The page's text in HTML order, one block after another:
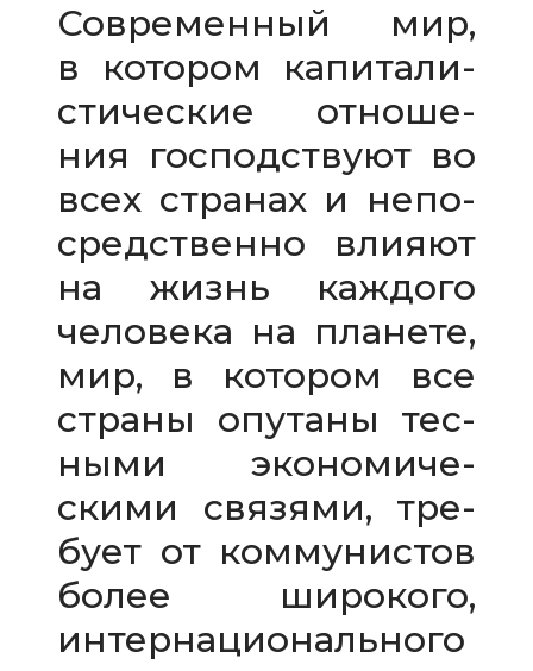
Современный мир,
в кото­ром капи­та­ли­
сти­че­ские отно­ше­
ния гос­под­ствуют во
всех стра­нах и непо­
сред­ственно вли­яют
на жизнь каж­дого
чело­века на пла­нете,
мир, в кото­ром все
страны опу­таны тес­
ными эко­но­ми­че­
скими свя­зями, тре­
бует от ком­му­ни­стов
более широ­кого,
интер­на­ци­о­наль­ного